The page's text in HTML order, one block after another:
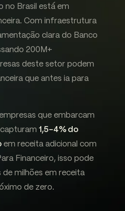
no Brasil está em
Com infraestrutura
clara do Banco
200M+
deste setor podem
que antes ia para
que embarcam
1,5-4% do
em receita adicional com
Financeiro, isso pode
milhões em receita
de zero.